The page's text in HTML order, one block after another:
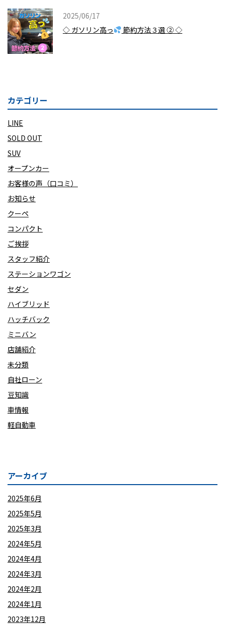
2025/06/17
◇ ガソリン高っ
節約方法３選 ② ◇
カテゴリー
LINE
SOLD OUT
SUV
オープンカー
お客様の声（口コミ）
お知らせ
クーペ
コンパクト
ご挨拶
スタッフ紹介
ステーションワゴン
セダン
ハイブリッド
ハッチバック
ミニバン
店舗紹介
未分類
自社ローン
豆知識
車情報
軽自動車
アーカイブ
2025年6月
2025年5月
2025年3月
2024年5月
2024年4月
2024年3月
2024年2月
2024年1月
2023年12月